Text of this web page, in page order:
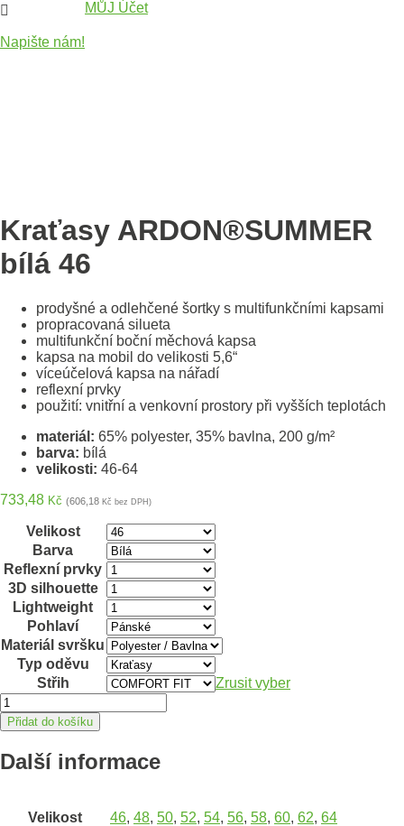

Napište nám!
MŮJ Účet
Kraťasy ARDON®SUMMER
bílá 46
prodyšné a odlehčené šortky s multifunkčními kapsami
propracovaná silueta
multifunkční boční měchová kapsa
kapsa na mobil do velikosti 5,6“
víceúčelová kapsa na nářadí
reflexní prvky
použití: vnitřní a venkovní prostory při vyšších teplotách
materiál: 65% polyester, 35% bavlna, 200 g/m²
barva: bílá
velikosti: 46-64
733,48 Kč (606,18 Kč bez DPH)
Velikost
Barva
Reflexní prvky
3D silhouette
Lightweight
Pohlaví
Materiál svršku
Typ oděvu
Střih
Zrusit vyber
Kraťasy
ARDON®SUMMER
bílá
množství
Přidat do košíku
Další informace
Velikost 46, 48, 50, 52, 54, 56, 58, 60, 62, 64